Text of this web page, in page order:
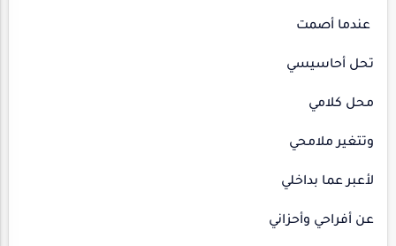
عندما أصمت
تحل أحاسيسي
محل كلامي
وتتغير ملامحي
لأعبر عما بداخلي
عن أفراحي وأحزاني